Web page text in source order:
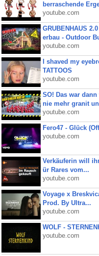
berraschende
youtube.com
GRUBENHAUS
erbau - Outdoor
youtube.com
I shaved my
TATTOOS
youtube.com
SO! Das war
nie mehr granit
youtube.com
Fero47 - Glück
youtube.com
Verkäuferin will
ür Rares vom...
youtube.com
Voyage x
Prod. By Ultra...
youtube.com
WOLF -
youtube.com